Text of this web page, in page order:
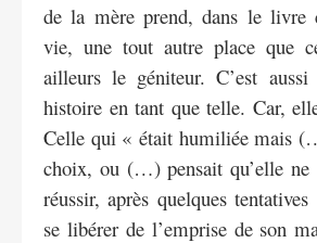
de la mère prend, dans le livre
vie, une tout autre place que
ailleurs le géniteur. C’est aussi
histoire en tant que telle. Car,
Celle qui « était humiliée mais
choix, ou (…) pensait qu’elle ne
réussir, après quelques
se libérer de l’emprise de son